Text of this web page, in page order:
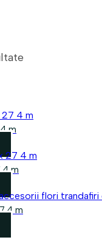
m
m
m